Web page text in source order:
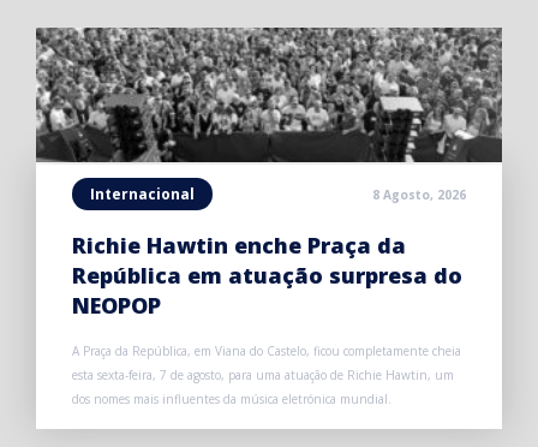
Internacional 8 Agosto, 2026
Richie Hawtin enche Praça da
República em atuação surpresa do
NEOPOP
A Praça da República, em Viana do Castelo, ficou completamente cheia
esta sexta-feira, 7 de agosto, para uma atuação de Richie Hawtin, um
dos nomes mais influentes da música eletrónica mundial.